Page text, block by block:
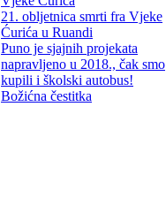
21. obljetnica smrti fra Vjeke
Ćurića u Ruandi
Puno je sjajnih projekata
napravljeno u 2018., čak smo
kupili i školski autobus!
Božićna čestitka